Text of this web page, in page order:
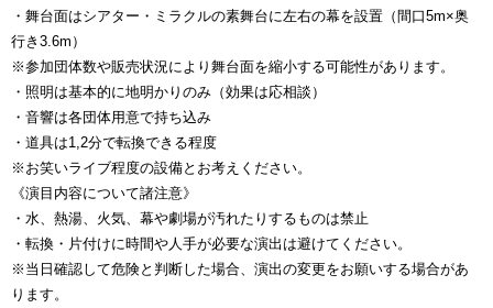
・舞台面はシアター・ミラクルの素舞台に左右の幕を設置（間口5m×奥
行き3.6m）
※参加団体数や販売状況により舞台面を縮小する可能性があります。
・照明は基本的に地明かりのみ（効果は応相談）
・音響は各団体用意で持ち込み
・道具は1,2分で転換できる程度
※お笑いライブ程度の設備とお考えください。
《演目内容について諸注意》
・水、熱湯、火気、幕や劇場が汚れたりするものは禁止
・転換・片付けに時間や人手が必要な演出は避けてください。
※当日確認して危険と判断した場合、演出の変更をお願いする場合があ
ります。